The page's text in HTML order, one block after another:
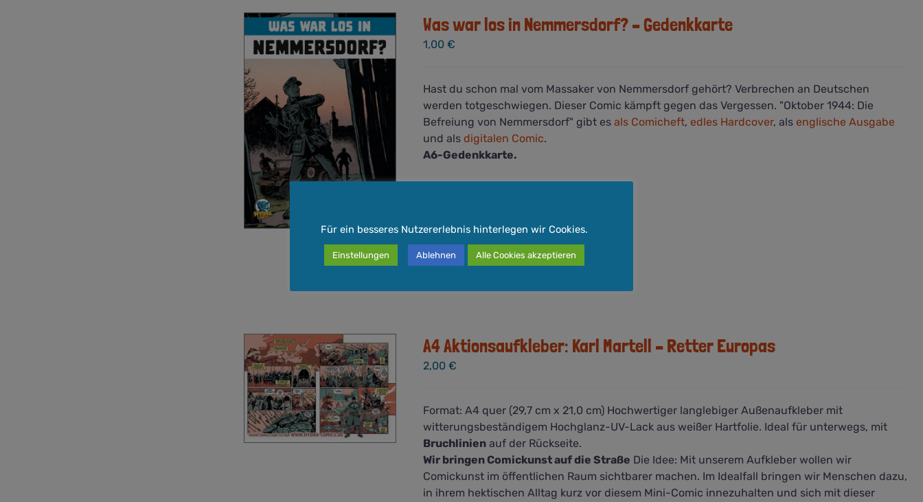
Was war los in Nemmersdorf? – Gedenkkarte
1,00 €
Hast du schon mal vom Massaker von Nemmersdorf gehört? Verbrechen an Deutschen
werden totgeschwiegen. Dieser Comic kämpft gegen das Vergessen. "Oktober 1944: Die
Befreiung von Nemmersdorf" gibt es als Comicheft, edles Hardcover, als englische Ausgabe
und als digitalen Comic.
A6-Gedenkkarte.
Lieferzeit: 3-5 Werktage
In den Warenkorb Quick View
A4 Aktionsaufkleber: Karl Martell – Retter Europas
2,00 €
Format: A4 quer (29,7 cm x 21,0 cm) Hochwertiger langlebiger Außenaufkleber mit
witterungsbeständigem Hochglanz-UV-Lack aus weißer Hartfolie. Ideal für unterwegs, mit
Bruchlinienauf der Rückseite.
Wir bringen Comickunst auf die Straße Die Idee: Mit unserem Aufkleber wollen wir
Comickunst im öffentlichen Raum sichtbarer machen. Im Idealfall bringen wir Menschen dazu,
in ihrem hektischen Alltag kurz vor diesem Mini-Comic innezuhalten und sich mit dieser
Für ein besseres Nutzererlebnis hinterlegen wir Cookies.
Einstellungen Ablehnen Alle Cookies akzeptieren